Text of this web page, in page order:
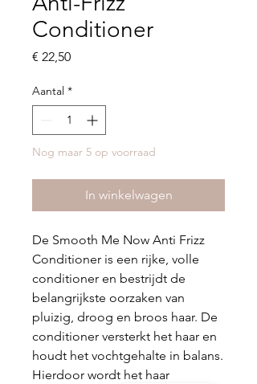
Conditioner
€ 22,50Prijs
Aantal *
Nog maar 5 op voorraad
In winkelwagen
De Smooth Me Now Anti Frizz
Conditioner is een rijke, volle
conditioner en bestrijdt de
belangrijkste oorzaken van
pluizig, droog en broos haar. De
conditioner versterkt het haar en
houdt het vochtgehalte in balans.
Hierdoor wordt het haar